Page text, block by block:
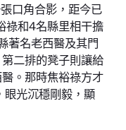
口角合影，距今已
祿和4名縣里相干擔
著名老西醫及其門
二排的凳子則讓給
。那時焦裕祿方才
眼光沉穩剛毅，顯